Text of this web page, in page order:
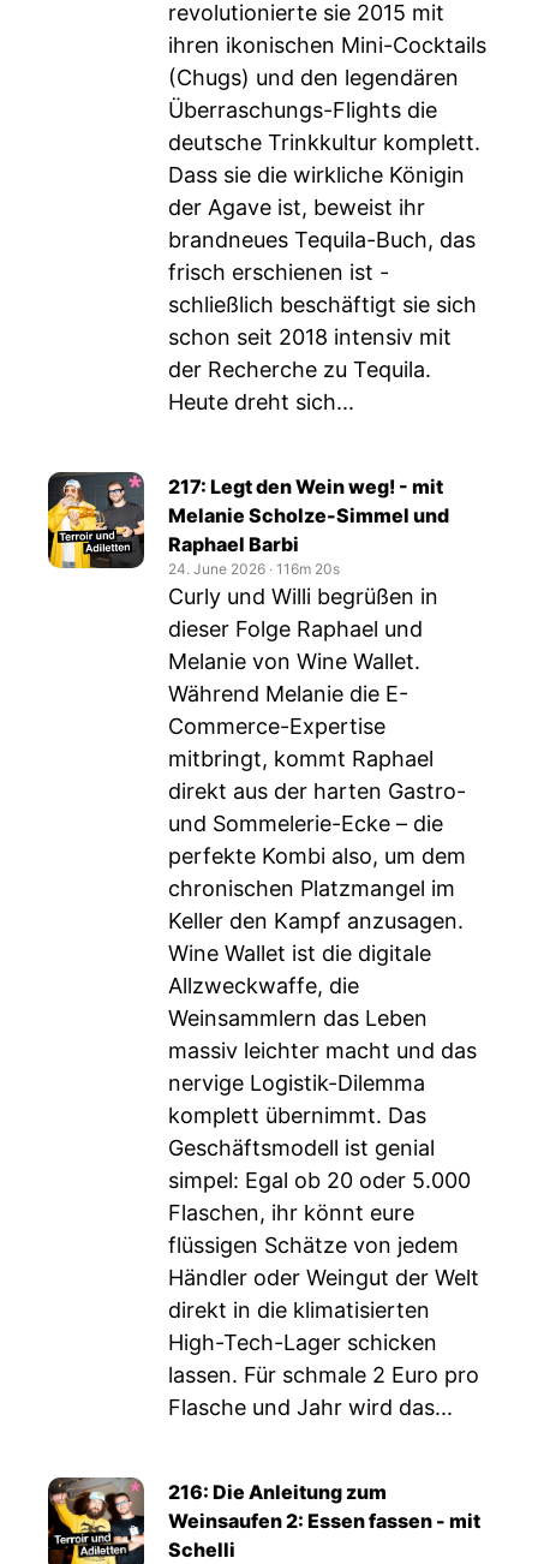
revolutionierte sie 2015 mit
ihren ikonischen Mini-Cocktails
(Chugs) und den legendären
Überraschungs-Flights die
deutsche Trinkkultur komplett.
Dass sie die wirkliche Königin
der Agave ist, beweist ihr
brandneues Tequila-Buch, das
frisch erschienen ist -
schließlich beschäftigt sie sich
schon seit 2018 intensiv mit
der Recherche zu Tequila.
Heute dreht sich...
217: Legt den Wein weg! - mit
Melanie Scholze-Simmel und
Raphael Barbi
24. June 2026 ‧ 116m 20s
Curly und Willi begrüßen in
dieser Folge Raphael und
Melanie von Wine Wallet.
Während Melanie die E-
Commerce-Expertise
mitbringt, kommt Raphael
direkt aus der harten Gastro-
und Sommelerie-Ecke – die
perfekte Kombi also, um dem
chronischen Platzmangel im
Keller den Kampf anzusagen.
Wine Wallet ist die digitale
Allzweckwaffe, die
Weinsammlern das Leben
massiv leichter macht und das
nervige Logistik-Dilemma
komplett übernimmt. Das
Geschäftsmodell ist genial
simpel: Egal ob 20 oder 5.000
Flaschen, ihr könnt eure
flüssigen Schätze von jedem
Händler oder Weingut der Welt
direkt in die klimatisierten
High-Tech-Lager schicken
lassen. Für schmale 2 Euro pro
Flasche und Jahr wird das...
216: Die Anleitung zum
Weinsaufen 2: Essen fassen - mit
Schelli